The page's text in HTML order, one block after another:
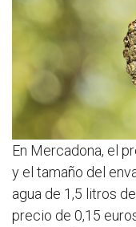
En Mercadona, el
y el tamaño del
agua de 1,5 litros
precio de 0,15